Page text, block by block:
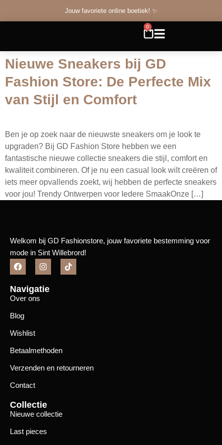
Jouw favoriete online boetiek! ✨
0
Nieuwe Sneakers bij GD
Fashion Store: De Perfecte Mix
van Stijl en Comfort
Ben je op zoek naar de nieuwste sneakers om je look te
upgraden? Bij GD Fashion Store hebben we een
fantastische nieuwe collectie sneakers die stijl, comfort en
kwaliteit combineren. Of je nu een casual look wilt creëren of
iets meer opvallends zoekt, wij hebben de perfecte sneakers
voor jou! Trendy Ontwerpen voor Iedere SmaakOnze […]
Welkom bij GD Fashionstore, jouw favoriete bestemming voor
mode in Sint Willebrord!
Navigatie
Over ons
Blog
Wishlist
Betaalmethoden
Verzenden en retourneren
Contact
Collectie
Nieuwe collectie
Last pieces